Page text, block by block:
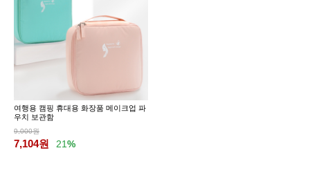
여행용 캠핑 휴대용 화장품 메이크업 파
우치 보관함
9,000원
7,104원 21%